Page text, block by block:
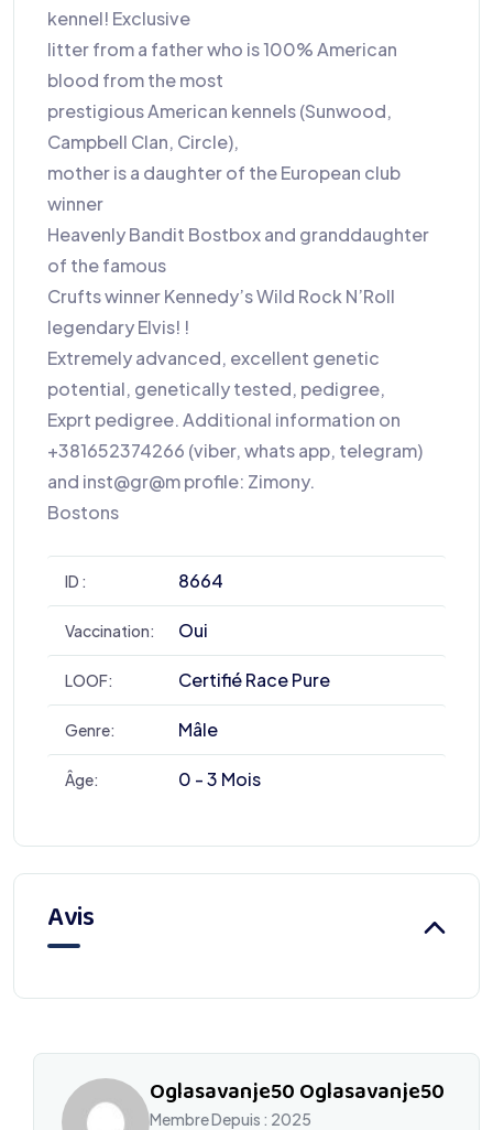
kennel! Exclusive
litter from a father who is 100% American
blood from the most
prestigious American kennels (Sunwood,
Campbell Clan, Circle),
mother is a daughter of the European club
winner
Heavenly Bandit Bostbox and granddaughter
of the famous
Crufts winner Kennedy’s Wild Rock N’Roll
legendary Elvis! !
Extremely advanced, excellent genetic
potential, genetically tested, pedigree,
Exprt pedigree. Additional information on
+381652374266 (viber, whats app, telegram)
and inst@gr@m profile: Zimony.
Bostons
ID : 8664
Vaccination: Oui
LOOF: Certifié Race Pure
Genre: Mâle
Âge: 0 - 3 Mois
Avis
Oglasavanje50 Oglasavanje50
Membre Depuis : 2025